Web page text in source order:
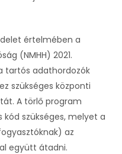
értelmében a
(NMHH) 2021.
tartós adathordozók
szükséges központi
A törlő program
szükséges, melyet a
az
együtt átadni.